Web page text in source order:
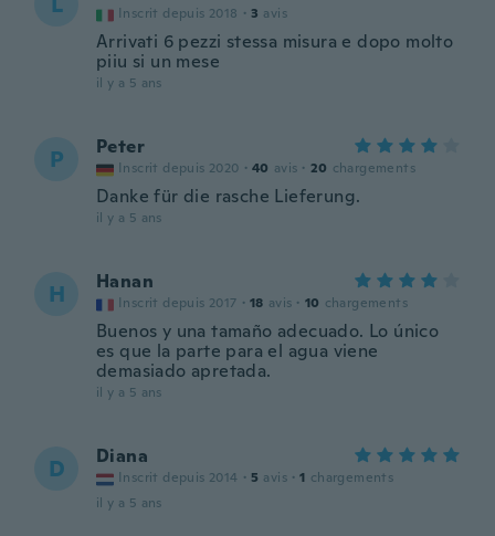
Inscrit depuis 2018 · 3 avis
Arrivati 6 pezzi stessa misura e dopo molto
piiu si un mese
il y a 5 ans
P Peter
Inscrit depuis 2020 · 40 avis · 20 chargements
Danke für die rasche Lieferung.
il y a 5 ans
H Hanan
Inscrit depuis 2017 · 18 avis · 10 chargements
Buenos y una tamaño adecuado. Lo único
es que la parte para el agua viene
demasiado apretada.
il y a 5 ans
D Diana
Inscrit depuis 2014 · 5 avis · 1 chargements
il y a 5 ans